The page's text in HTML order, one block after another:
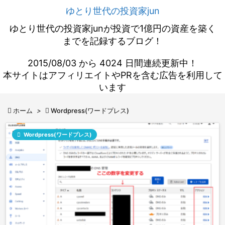
ゆとり世代の投資家jun
ゆとり世代の投資家junが投資で1億円の資産を築く
までを記録するブログ！
2015/08/03 から 4024 日間連続更新中！
本サイトはアフィリエイトやPRを含む広告を利用して
います
 ホーム >  Wordpress(ワードプレス)
 Wordpress(ワードプレス)